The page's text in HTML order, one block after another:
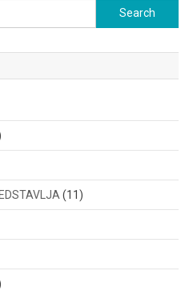
Search
for:
(11)